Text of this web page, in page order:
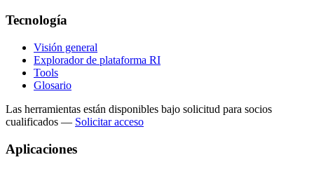
Tecnología
Visión general
Explorador de plataforma RI
Tools
Glosario
Las herramientas están disponibles bajo solicitud para socios
cualificados — Solicitar acceso
Aplicaciones